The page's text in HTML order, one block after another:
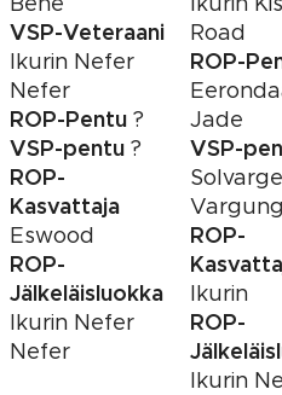
VSP-Veteraani
Ikurin Nefer
Nefer
ROP-Pentu?
VSP-pentu?
ROP-
Kasvattaja
Eswood
ROP-
Jälkeläisluokka
Ikurin Nefer
Nefer
Road
ROP-
Jade
VSP-
ROP-
Ikurin
ROP-
Ikurin